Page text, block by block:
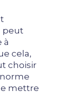
peut
à
cela,
choisir
mettre